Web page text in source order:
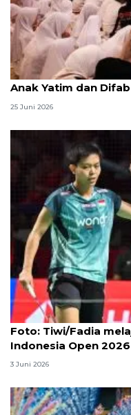
Menag jadikan
Anak Yatim dan
25 Juni 2026
Foto
Foto: Tiwi/Fadia
Indonesia Open 2026
3 Juni 2026